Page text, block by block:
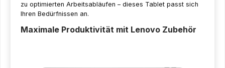
zu optimierten Arbeitsabläufen – dieses Tablet passt sich
Ihren Bedürfnissen an.
Maximale Produktivität mit Lenovo Zubehör